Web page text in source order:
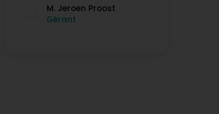
M. Jeroen Proost
Gérant